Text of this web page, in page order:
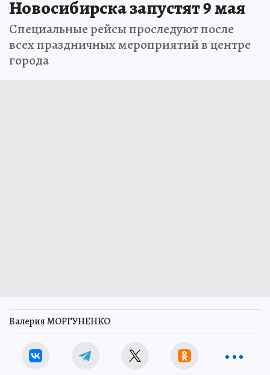
Новосибирска запустят 9 мая
Специальные рейсы проследуют после
всех праздничных мероприятий в центре
города
Валерия МОРГУНЕНКО